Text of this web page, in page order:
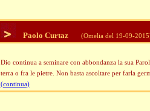
Paolo Curtaz (Omelia del 19-09-
Dio continua a seminare con abbondanza la sua
terra o fra le pietre. Non basta ascoltare per farla
(continua)